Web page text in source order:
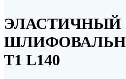
ЭЛАСТИЧНЫЙ
T1 L140